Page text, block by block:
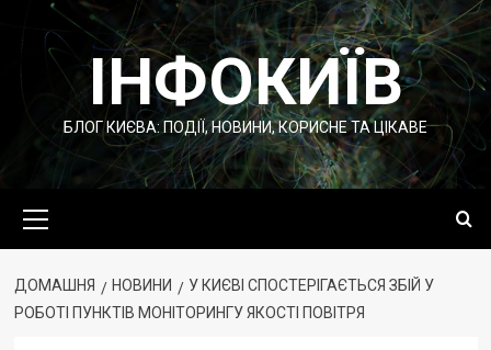
Перейти
ІНФОКИЇВ
БЛОГ КИЄВА: ПОДІЇ, НОВИНИ, КОРИСНЕ ТА ЦІКАВЕ
меню
ДОМАШНЯ НОВИНИ
У КИЄВІ СПОСТЕРІГАЄТЬСЯ ЗБІЙ У
РОБОТІ ПУНКТІВ МОНІТОРИНГУ ЯКОСТІ ПОВІТРЯ